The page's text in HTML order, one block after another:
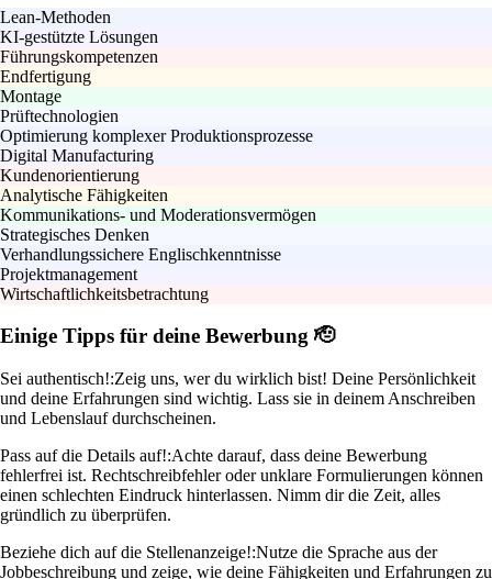
Lean-Methoden
KI-gestützte Lösungen
Führungskompetenzen
Endfertigung
Montage
Prüftechnologien
Optimierung komplexer Produktionsprozesse
Digital Manufacturing
Kundenorientierung
Analytische Fähigkeiten
Kommunikations- und Moderationsvermögen
Strategisches Denken
Verhandlungssichere Englischkenntnisse
Projektmanagement
Wirtschaftlichkeitsbetrachtung
Einige Tipps für deine Bewerbung 🫡
Sei authentisch!:Zeig uns, wer du wirklich bist! Deine Persönlichkeit
und deine Erfahrungen sind wichtig. Lass sie in deinem Anschreiben
und Lebenslauf durchscheinen.
Pass auf die Details auf!:Achte darauf, dass deine Bewerbung
fehlerfrei ist. Rechtschreibfehler oder unklare Formulierungen können
einen schlechten Eindruck hinterlassen. Nimm dir die Zeit, alles
gründlich zu überprüfen.
Beziehe dich auf die Stellenanzeige!:Nutze die Sprache aus der
Jobbeschreibung und zeige, wie deine Fähigkeiten und Erfahrungen zu